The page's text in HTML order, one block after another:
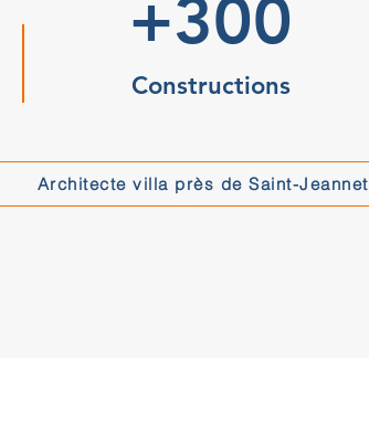
+300
Constructions
Architecte villa près de Saint-Jeannet